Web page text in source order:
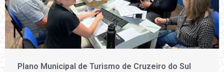
Plano Municipal de Turismo de Cruzeiro do Sul